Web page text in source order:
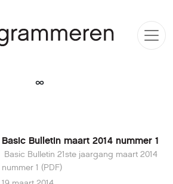
∞
Basic Bulletin maart 2014 nummer 1
Basic Bulletin 21ste jaargang maart 2014
nummer 1 (PDF)